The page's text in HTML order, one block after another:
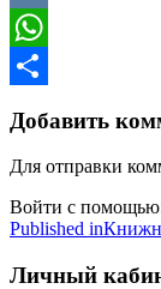
VK
WhatsApp
Добавить
Для отправки
Войти с
Навигация
по
Published in
Личный